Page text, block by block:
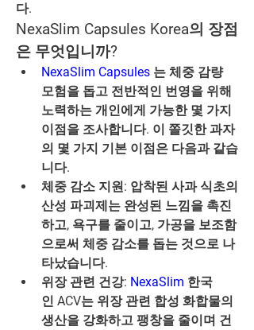
다.
NexaSlim Capsules Korea의 장점
은 무엇입니까?
NexaSlim Capsules 는 체중 감량
모험을 돕고 전반적인 번영을 위해
노력하는 개인에게 가능한 몇 가지
이점을 조사합니다. 이 쫄깃한 과자
의 몇 가지 기본 이점은 다음과 같습
니다.
체중 감소 지원: 압착된 사과 식초의
산성 파괴제는 완성된 느낌을 촉진
하고, 욕구를 줄이고, 가공을 보조함
으로써 체중 감소를 돕는 것으로 나
타났습니다.
위장 관련 건강: NexaSlim 한국
인 ACV는 위장 관련 합성 화합물의
생산을 강화하고 팽창을 줄이며 건